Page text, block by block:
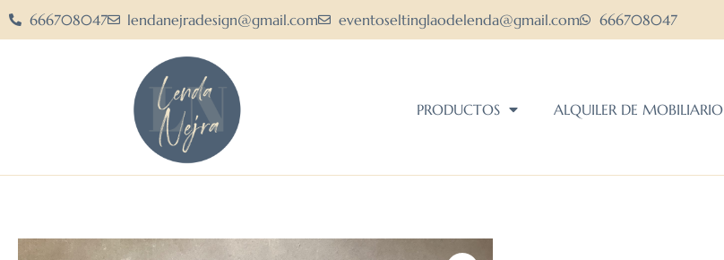
666708047 lendanejradesign@gmail.com eventoseltinglaodelenda@gmail.com 666708047
PRODUCTOS ALQUILER DE MOBILIARIO